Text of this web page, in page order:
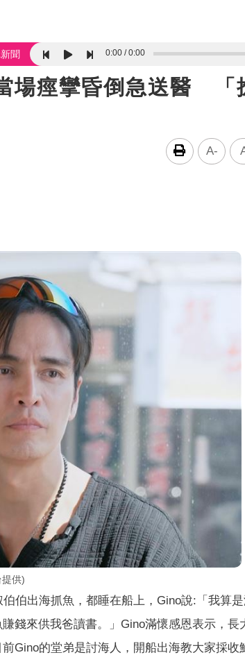
聞 0:00 0:00
場痙攣昏倒急送醫 「
A-
供)
伯出海抓魚，都睡在船上，Gino說:「我算
錢來供我爸讀書。」Gino滿懷感恩表示，長
Gino的堂弟是討海人，開船出海教大家採收